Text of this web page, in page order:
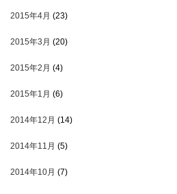
2015年4月 (23)
2015年3月 (20)
2015年2月 (4)
2015年1月 (6)
2014年12月 (14)
2014年11月 (5)
2014年10月 (7)